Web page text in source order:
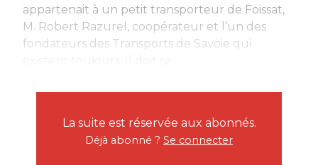
appartenait à un petit transporteur de Foissat,
M. Robert Razurel, coopérateur et l’un des
fondateurs des Transports de Savoie qui
La suite est réservée aux abonnés.
Déjà abonné ? Se connecter